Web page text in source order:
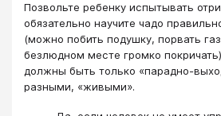
Позвольте ребенку испытывать
обязательно научите чадо
(можно побить подушку, порвать
безлюдном месте громко
должны быть только «парадно-
разными, «живыми».